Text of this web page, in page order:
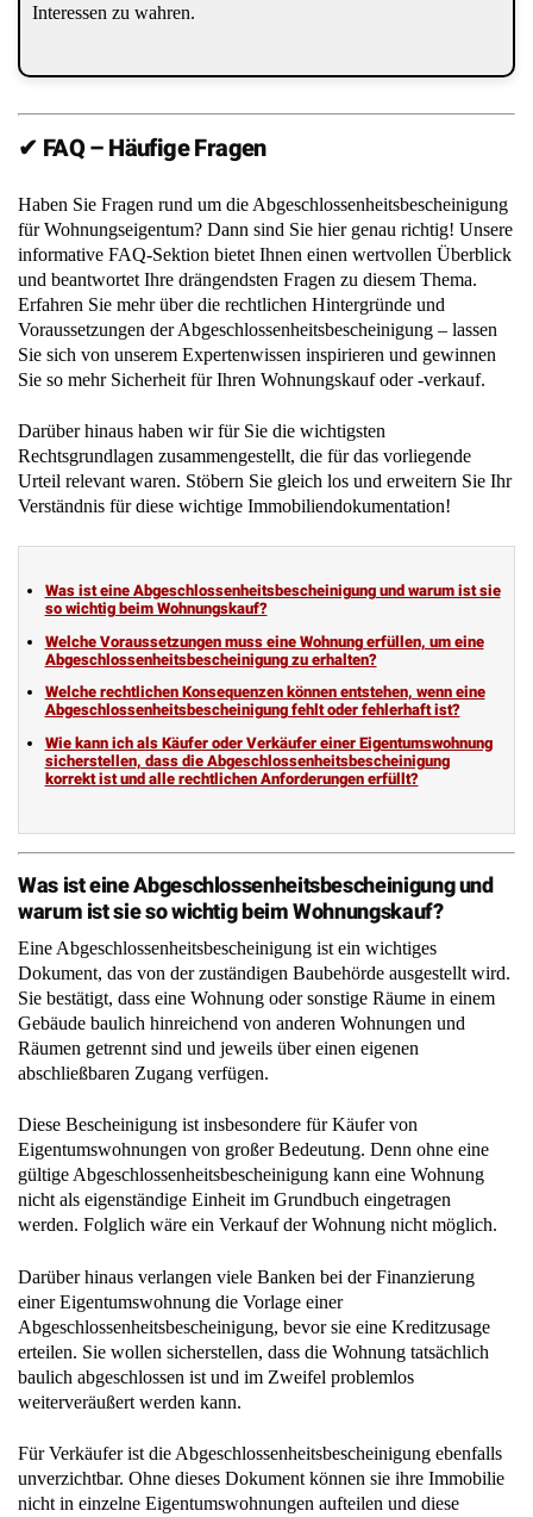
Interessen zu wahren.
✔ FAQ – Häufige Fragen
Haben Sie Fragen rund um die Abgeschlossenheitsbescheinigung
für Wohnungseigentum? Dann sind Sie hier genau richtig! Unsere
informative FAQ-Sektion bietet Ihnen einen wertvollen Überblick
und beantwortet Ihre drängendsten Fragen zu diesem Thema.
Erfahren Sie mehr über die rechtlichen Hintergründe und
Voraussetzungen der Abgeschlossenheitsbescheinigung – lassen
Sie sich von unserem Expertenwissen inspirieren und gewinnen
Sie so mehr Sicherheit für Ihren Wohnungskauf oder -verkauf.
Darüber hinaus haben wir für Sie die wichtigsten
Rechtsgrundlagen zusammengestellt, die für das vorliegende
Urteil relevant waren. Stöbern Sie gleich los und erweitern Sie Ihr
Verständnis für diese wichtige Immobiliendokumentation!
Was ist eine Abgeschlossenheitsbescheinigung und warum ist sie
so wichtig beim Wohnungskauf?
Welche Voraussetzungen muss eine Wohnung erfüllen, um eine
Abgeschlossenheitsbescheinigung zu erhalten?
Welche rechtlichen Konsequenzen können entstehen, wenn eine
Abgeschlossenheitsbescheinigung fehlt oder fehlerhaft ist?
Wie kann ich als Käufer oder Verkäufer einer Eigentumswohnung
sicherstellen, dass die Abgeschlossenheitsbescheinigung
korrekt ist und alle rechtlichen Anforderungen erfüllt?
Was ist eine Abgeschlossenheitsbescheinigung und
warum ist sie so wichtig beim Wohnungskauf?
Eine Abgeschlossenheitsbescheinigung ist ein wichtiges
Dokument, das von der zuständigen Baubehörde ausgestellt wird.
Sie bestätigt, dass eine Wohnung oder sonstige Räume in einem
Gebäude baulich hinreichend von anderen Wohnungen und
Räumen getrennt sind und jeweils über einen eigenen
abschließbaren Zugang verfügen.
Diese Bescheinigung ist insbesondere für Käufer von
Eigentumswohnungen von großer Bedeutung. Denn ohne eine
gültige Abgeschlossenheitsbescheinigung kann eine Wohnung
nicht als eigenständige Einheit im Grundbuch eingetragen
werden. Folglich wäre ein Verkauf der Wohnung nicht möglich.
Darüber hinaus verlangen viele Banken bei der Finanzierung
einer Eigentumswohnung die Vorlage einer
Abgeschlossenheitsbescheinigung, bevor sie eine Kreditzusage
erteilen. Sie wollen sicherstellen, dass die Wohnung tatsächlich
baulich abgeschlossen ist und im Zweifel problemlos
weiterveräußert werden kann.
Für Verkäufer ist die Abgeschlossenheitsbescheinigung ebenfalls
unverzichtbar. Ohne dieses Dokument können sie ihre Immobilie
nicht in einzelne Eigentumswohnungen aufteilen und diese